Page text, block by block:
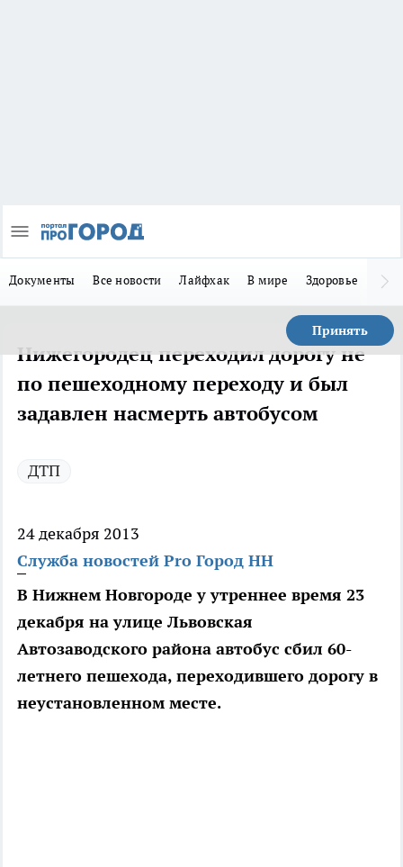
Документы Все новости Лайфхак В мире Здоровье
Принять
Нижегородец переходил дорогу не
по пешеходному переходу и был
задавлен насмерть автобусом
ДТП
24 декабря 2013
Служба новостей Pro Город НН
В Нижнем Новгороде у утреннее время 23
декабря на улице Львовская
Автозаводского района автобус сбил 60-
летнего пешехода, переходившего дорогу в
неустановленном месте.